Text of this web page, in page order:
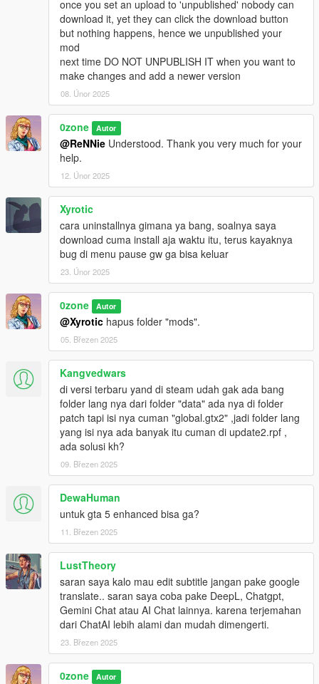
terbaru dan men-translatenya. Menyelesaikanbugversi
GTA V. Memperbaiki kata/kalimat yang kurang cocok di
misi Franklin dan Lamar sebelumnya.
V1.5.2 =
yang sudah ditranslateyaitu Reposesi, Komplikasi, dan
Ayah/Anak.
V1.5.3 = Menambahkan misi baru yang sudah di
translateyaituMarriage Counseling(Penyuluhan
Pernikahan).
V1.5.4 = Menambahkan misi tanda tanya Tonya dan
Hao. (Jika adabug, beritahu saya supaya bakal segera
diperbaiki).
V1.6 =[Update Besar-Besaran]
baru yang sudah dikerjakan olehDedeLuna. (Saat ini
belum gue cek 100% bebas
nanti jika menemukannya.)
V1.7 =[Update Besar-Besaran]Menambahkan banyak
file yang sudah dikerjakan partner gue, DedeLuna.
Berikanapplausekepada dia :)
V1.7.1 = Merapikan file yang berantakan di versi
sebelumnya. Dan menambahkan opsiBackupbagi
mereka yang memilih untuk meng-
1.8 = Menambahkan misi-misimain story
lagi.
1.8.1 =Nothing Special
1.8.2 = Dipisah jadi versiPremiumdanFree
Fitur-fitur:
Michael, Trevor, Devin, Simeon, dan para orang-orang
dewasa pekerja lainnya akan menggunakan bahasa
biasa (terkadang kasar sesuai ceritanya).
kamu, dll.
Franklin, Lamar, dan anak-anak muda lainnya akan
menggunakan bahasa gaul dan kasar (Saya berusaha
menyajikan variasi antar karakter yang berbeda meski
sesama anak muda).
Contoh: gue, gua, gw, elu, elo,
lu, lo, anjir, anjay, dll.
Sistem, Asisten, Dr. Friedlander, Para Petugas, Supir
Taksi, Sekretaris, dan lain-lain akan menggunakan
bahasa sopan.Contoh: saya, Anda, dll.
Lester akan menggunakan bahasa vvibu, gaul dan kasar
tergantung situasi dan kondisi.(Work In Progress.
Artinya jika dialog Lester masih menggunakan
bahasa biasa, ada dua kemungkinan, pertama
memang sengaja, kedua belum diberikan fitur
tersebut).
once you set an upload to 'unpublished' nobody can
download it, yet they can click the download button
but nothing happens, hence we unpublished your
mod
next time DO NOT UNPUBLISH IT when you want to
make changes and add a newer version
08. Únor 2025
0zone Autor
@ReNNie Understood. Thank you very much for your
help.
12. Únor 2025
Xyrotic
cara uninstallnya gimana ya bang, soalnya saya
download cuma install aja waktu itu, terus kayaknya
bug di menu pause gw ga bisa keluar
23. Únor 2025
0zone Autor
@Xyrotic hapus folder "mods".
05. Březen 2025
Kangvedwars
di versi terbaru yand di steam udah gak ada bang
folder lang nya dari folder "data" ada nya di folder
patch tapi isi nya cuman "global.gtx2" ,jadi folder lang
yang isi nya ada banyak itu cuman di update2.rpf ,
ada solusi kh?
09. Březen 2025
DewaHuman
untuk gta 5 enhanced bisa ga?
11. Březen 2025
LustTheory
saran saya kalo mau edit subtitle jangan pake google
translate.. saran saya coba pake DeepL, Chatgpt,
Gemini Chat atau AI Chat lainnya. karena terjemahan
dari ChatAI lebih alami dan mudah dimengerti.
23. Březen 2025
0zone Autor